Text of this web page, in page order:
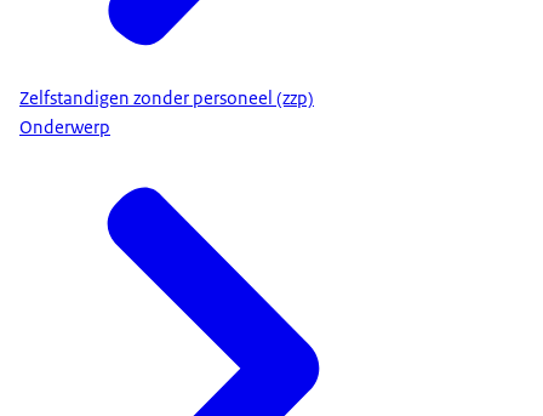
Zelfstandigen zonder personeel (zzp)
Onderwerp